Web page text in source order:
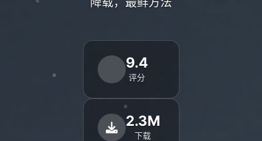
9.4
评分
2.3M
下载